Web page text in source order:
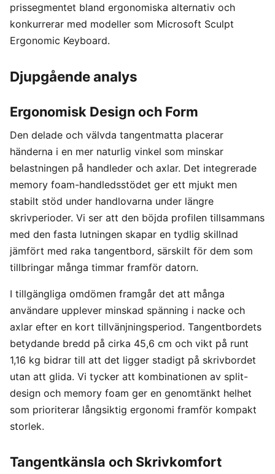
prissegmentet bland ergonomiska alternativ och
konkurrerar med modeller som Microsoft Sculpt
Ergonomic Keyboard.
Djupgående analys
Ergonomisk Design och Form
Den delade och välvda tangentmatta placerar
händerna i en mer naturlig vinkel som minskar
belastningen på handleder och axlar. Det integrerade
memory foam-handledsstödet ger ett mjukt men
stabilt stöd under handlovarna under längre
skrivperioder. Vi ser att den böjda profilen tillsammans
med den fasta lutningen skapar en tydlig skillnad
jämfört med raka tangentbord, särskilt för dem som
tillbringar många timmar framför datorn.
I tillgängliga omdömen framgår det att många
användare upplever minskad spänning i nacke och
axlar efter en kort tillvänjningsperiod. Tangentbordets
betydande bredd på cirka 45,6 cm och vikt på runt
1,16 kg bidrar till att det ligger stadigt på skrivbordet
utan att glida. Vi tycker att kombinationen av split-
design och memory foam ger en genomtänkt helhet
som prioriterar långsiktig ergonomi framför kompakt
storlek.
Tangentkänsla och Skrivkomfort